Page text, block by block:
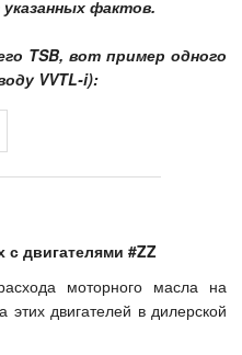
фактов.
TSB, вот пример одного
VVTL-i):
двигателями #ZZ
моторного масла на
двигателей в дилерской